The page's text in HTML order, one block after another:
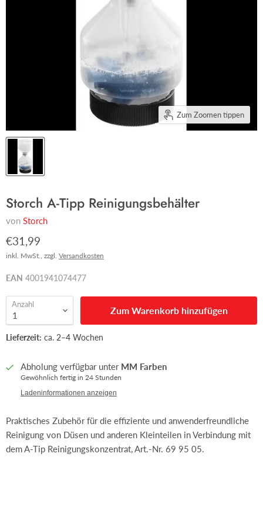
Zum Zoomen tippen
Storch A-Tipp Reinigungsbehälter
von Storch
€31,99
inkl. MwSt., zzgl. Versandkosten
EAN 4001941074477
Anzahl
Zum Warenkorb hinzufügen
Lieferzeit: ca. 2–4 Wochen
Abholung verfügbar unter MM Farben
Gewöhnlich fertig in 24 Stunden
Ladeninformationen anzeigen
Praktisches Zubehör für die effiziente und anwenderfreundliche
Reinigung von Düsen und anderen Kleinteilen in Verbindung mit
dem A-Tip Reinigungskonzentrat, Art.-Nr. 69 95 05.